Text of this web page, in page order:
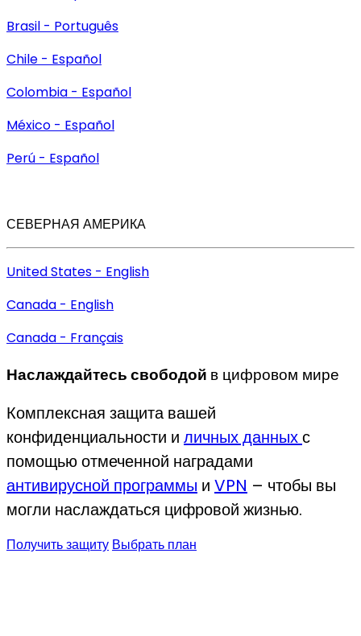
Brasil - Português
Chile - Español
Colombia - Español
México - Español
Perú - Español
СЕВЕРНАЯ АМЕРИКА
United States - English
Canada - English
Canada - Français
Наслаждайтесьсвободой в цифровом мире
Комплексная защита вашей
конфиденциальности и личных данныхс
помощью отмеченной наградами
антивирусной программы и VPN – чтобы вы
могли наслаждаться цифровой жизнью.
Получить защиту Выбрать план